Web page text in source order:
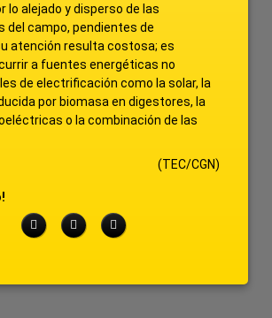
lo alejado y disperso de las
del campo, pendientes de
atención resulta costosa; es
a fuentes energéticas no
de electrificación como la solar, la
por biomasa en digestores, la
o la combinación de las
(TEC/CGN)
FacebookTwitterLinkedIn